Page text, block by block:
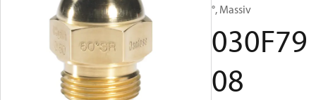
°, Massiv
030F79
08